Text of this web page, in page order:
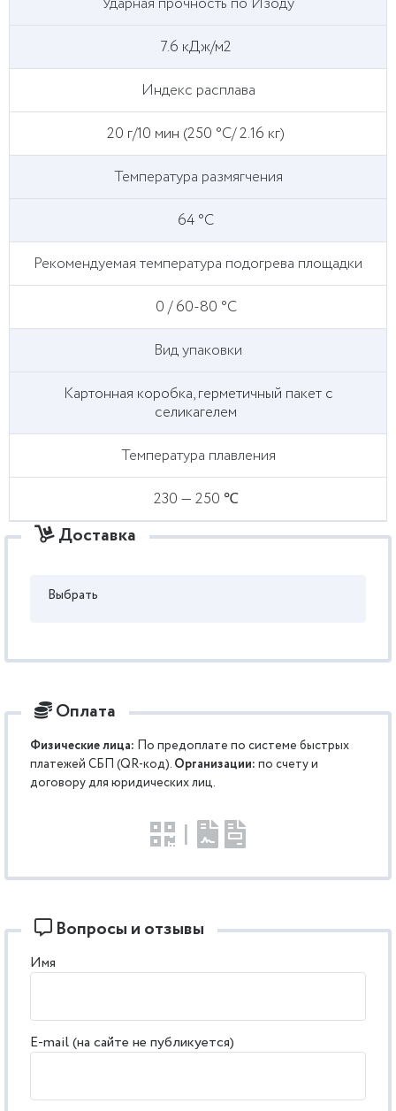
7.6 кДж/м2
Индекс расплава
20 г/10 мин (250 °C/ 2.16 кг)
Температура размягчения
64 °C
Рекомендуемая температура подогрева площадки
0 / 60-80 °C
Вид упаковки
Картонная коробка, герметичный пакет с
селикагелем
Температура плавления
230 — 250 ℃
Доставка
Выбрать
Оплата
Физические лица: По предоплате по системе быстрых
платежей СБП (QR-код). Организации: по счету и
договору для юридических лиц.
|
Вопросы и отзывы
Имя
E-mail (на сайте не публикуется)